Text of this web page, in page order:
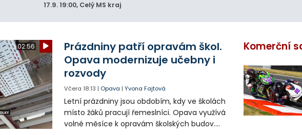
17.9. 19:00, Celý MS kraj
02:56
Prázdniny patří opravám škol.
Opava modernizuje učebny i
rozvody
Včera 18:13 | Opava |Yvona Fajtová
Letní prázdniny jsou obdobím, kdy ve školách
místo žáků pracují řemeslníci. Opava využívá
volné měsíce k opravám školských budov.
Komerční